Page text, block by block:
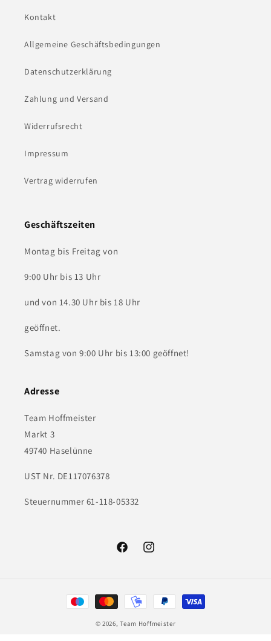
Kontakt
Allgemeine Geschäftsbedingungen
Datenschutzerklärung
Zahlung und Versand
Widerrufsrecht
Impressum
Vertrag widerrufen
Geschäftszeiten
Montag bis Freitag von
9:00 Uhr bis 13 Uhr
und von 14.30 Uhr bis 18 Uhr
geöffnet.
Samstag von 9:00 Uhr bis 13:00 geöffnet!
Adresse
Team Hoffmeister
Markt 3
49740 Haselünne
UST Nr. DE117076378
Steuernummer 61-118-05332
FacebookInstagram
Zahlungsmethoden
© 2026,Team Hoffmeister